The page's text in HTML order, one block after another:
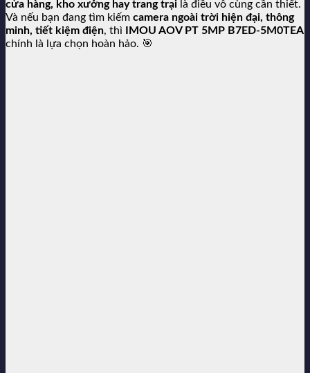
cửa hàng, kho xưởng hay trang trại là điều vô cùng cần thiết.
Và nếu bạn đang tìm kiếm camera ngoài trời hiện đại, thông
minh, tiết kiệm điện, thì
IMOU AOV PT 5MP B7ED-5M0TEA
chính là lựa chọn hoàn hảo. 🎯